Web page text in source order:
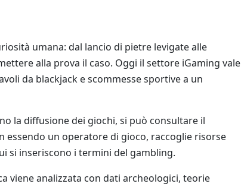
umana: dal lancio di pietre levigate alle
alla prova il caso. Oggi il settore iGaming vale
da blackjack e scommesse sportive a un
la diffusione dei giochi, si può consultare il
essendo un operatore di gioco, raccoglie risorse
si inseriscono i termini del gambling.
viene analizzata con dati archeologici, teorie